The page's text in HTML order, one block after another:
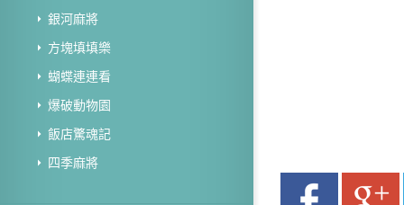
銀河麻將
方塊填填樂
蝴蝶連連看
爆破動物園
飯店驚魂記
四季麻將